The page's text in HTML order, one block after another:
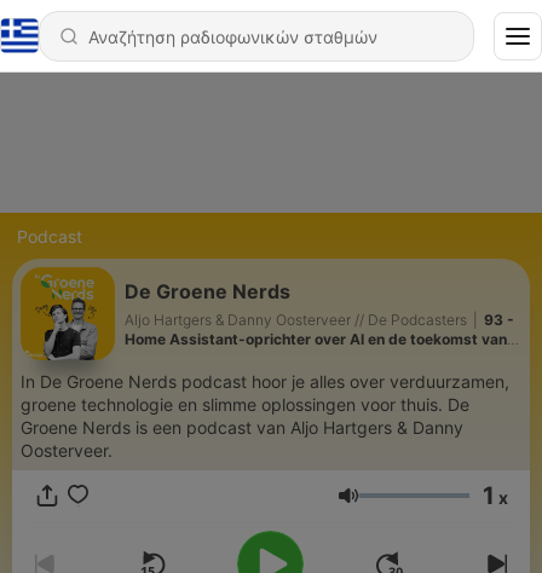
Podcast
De Groene Nerds
Aljo Hartgers & Danny Oosterveer // De Podcasters
93 -
Home Assistant-oprichter over AI en de toekomst van
In De Groene Nerds podcast hoor je alles over verduurzamen,
groene technologie en slimme oplossingen voor thuis. De
Groene Nerds is een podcast van Aljo Hartgers & Danny
Oosterveer.
Ένταση 1 x